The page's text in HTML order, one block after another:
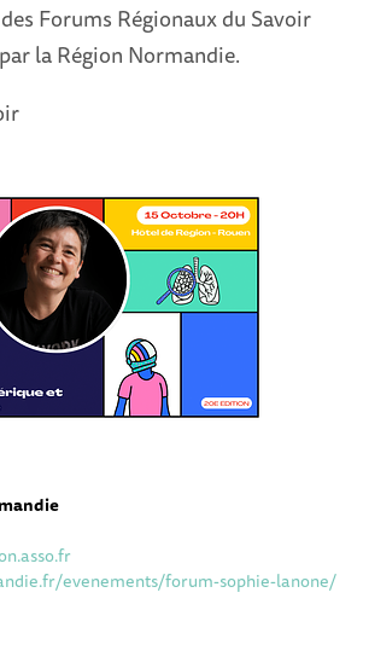
Forums Régionaux du Savoir
la Région Normandie.
evenements/forum-sophie-lanone/